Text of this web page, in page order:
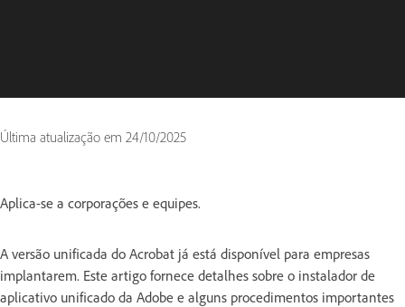
Última atualização em 24/10/2025
Aplica-se a corporações e equipes.
A versão unificada do Acrobat já está disponível para empresas
implantarem. Este artigo fornece detalhes sobre o instalador de
aplicativo unificado da Adobe e alguns procedimentos importantes